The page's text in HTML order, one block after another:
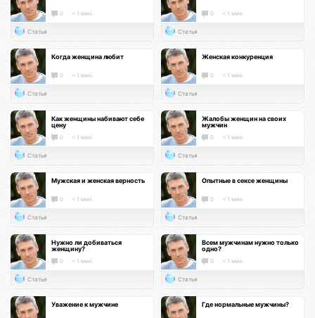
0 < 1 мин.
Статья
0 < 1 мин.
Статья
Когда женщина любит
0 < 1 мин.
Статья
Женская конкуренция
0 < 1 мин.
Статья
Как женщины набивают себе
цену
0 < 1 мин.
Статья
Жалобы женщин на своих
мужчин
0 < 1 мин.
Статья
Мужская и женская верность
0 < 1 мин.
Статья
Опытные в сексе женщины
0 < 1 мин.
Статья
Нужно ли добиваться
женщину?
0 < 1 мин.
Статья
Всем мужчинам нужно только
одно?
0 < 1 мин.
Статья
Уважение к мужчине Где нормальные мужчины?